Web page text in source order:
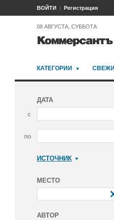
ВОЙТИ Регистрация
08 АВГУСТА, СУББОТА
КАТЕГОРИИ
ДАТА
с
по
ИСТОЧНИК
МЕСТО
АВТОР